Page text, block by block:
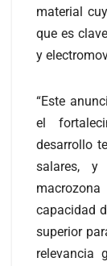
material
que es
y
“Este
el
desarrollo
salares, y
capacidad
superior
relevancia